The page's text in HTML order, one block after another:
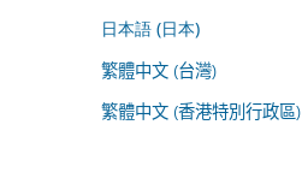
日本語 (日本)
繁體中文 (台灣)
繁體中文 (香港特別行政區)